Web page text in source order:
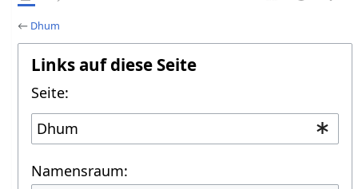
← Dhum
Links auf diese Seite
Seite:
Namensraum: